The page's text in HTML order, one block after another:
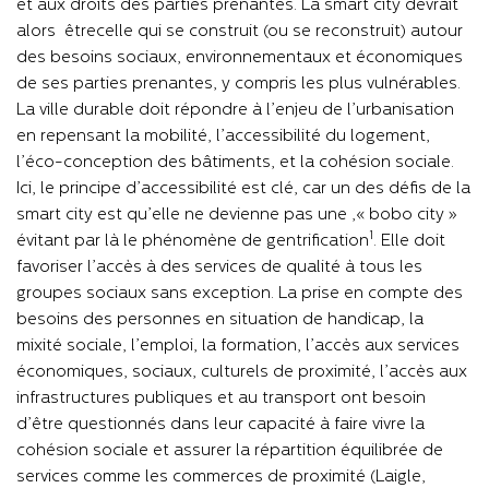
et aux droits des parties prenantes. La smart city devrait
alors
êtrecelle qui se construit (ou se reconstruit) autour
des besoins sociaux, environnementaux et économiques
de ses parties prenantes, y compris les plus vulnérables.
La ville durable doit répondre à l’enjeu de l’urbanisation
en repensant la mobilité, l’accessibilité du logement,
l’éco-conception des bâtiments, et la cohésion sociale.
Ici, le principe d’accessibilité est clé, car un des défis de la
smart city est qu’elle ne devienne pas une
« bobo city »,
évitant par là le phénomène de gentrification 1. Elle doit
favoriser l’accès à des services de qualité à tous les
groupes sociaux sans exception. La prise en compte des
besoins des personnes en situation de handicap, la
mixité sociale, l’emploi, la formation, l’accès aux services
économiques, sociaux, culturels de proximité, l’accès aux
infrastructures publiques et au transport ont besoin
d’être questionnés dans leur capacité à faire vivre la
cohésion sociale et assurer la
de
services comme les commerces de proximité (Laigle,